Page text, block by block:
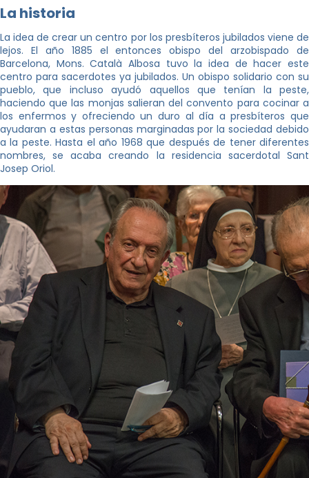
La historia
La idea de crear un centro por los presbíteros jubilados viene de
lejos. El año 1885 el entonces obispo del arzobispado de
Barcelona, Mons. Català Albosa tuvo la idea de hacer este
centro para sacerdotes ya jubilados. Un obispo solidario con su
pueblo, que incluso ayudó aquellos que tenían la peste,
haciendo que las monjas salieran del convento para cocinar a
los enfermos y ofreciendo un duro al día a presbíteros que
ayudaran a estas personas marginadas por la sociedad debido
a la peste. Hasta el año 1968 que después de tener diferentes
nombres, se acaba creando la residencia sacerdotal Sant
Josep Oriol.